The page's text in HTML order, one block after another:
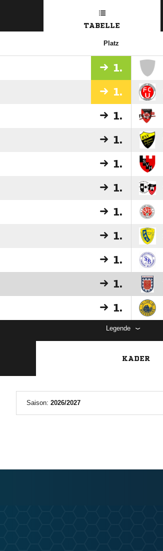
TABELLE
Platz
1.
1.
1.
1.
1.
1.
1.
1.
1.
1.
1.
Legende
KADER
Saison: 2026/2027